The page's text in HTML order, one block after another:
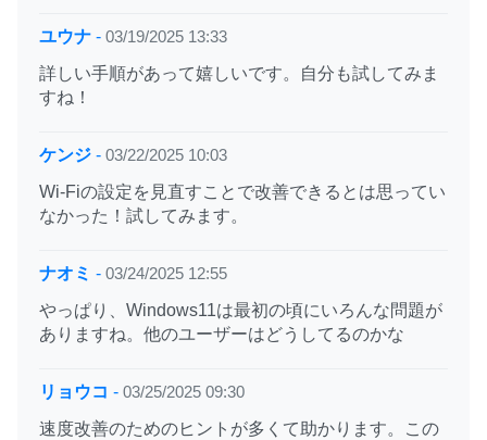
ユウナ - 03/19/2025 13:33
詳しい手順があって嬉しいです。自分も試してみま
すね！
ケンジ - 03/22/2025 10:03
Wi-Fiの設定を見直すことで改善できるとは思ってい
なかった！試してみます。
ナオミ - 03/24/2025 12:55
やっぱり、Windows11は最初の頃にいろんな問題が
ありますね。他のユーザーはどうしてるのかな
リョウコ - 03/25/2025 09:30
速度改善のためのヒントが多くて助かります。この